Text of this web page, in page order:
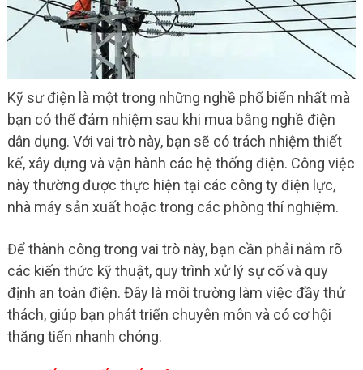
Kỹ sư điện là một trong những nghề phổ biến nhất mà
bạn có thể đảm nhiệm sau khi mua bằng nghề điện
dân dụng. Với vai trò này, bạn sẽ có trách nhiệm thiết
kế, xây dựng và vận hành các hệ thống điện. Công việc
này thường được thực hiện tại các công ty điện lực,
nhà máy sản xuất hoặc trong các phòng thí nghiệm.
Để thành công trong vai trò này, bạn cần phải nắm rõ
các kiến thức kỹ thuật, quy trình xử lý sự cố và quy
định an toàn điện. Đây là môi trường làm việc đầy thử
thách, giúp bạn phát triển chuyên môn và có cơ hội
thăng tiến nhanh chóng.